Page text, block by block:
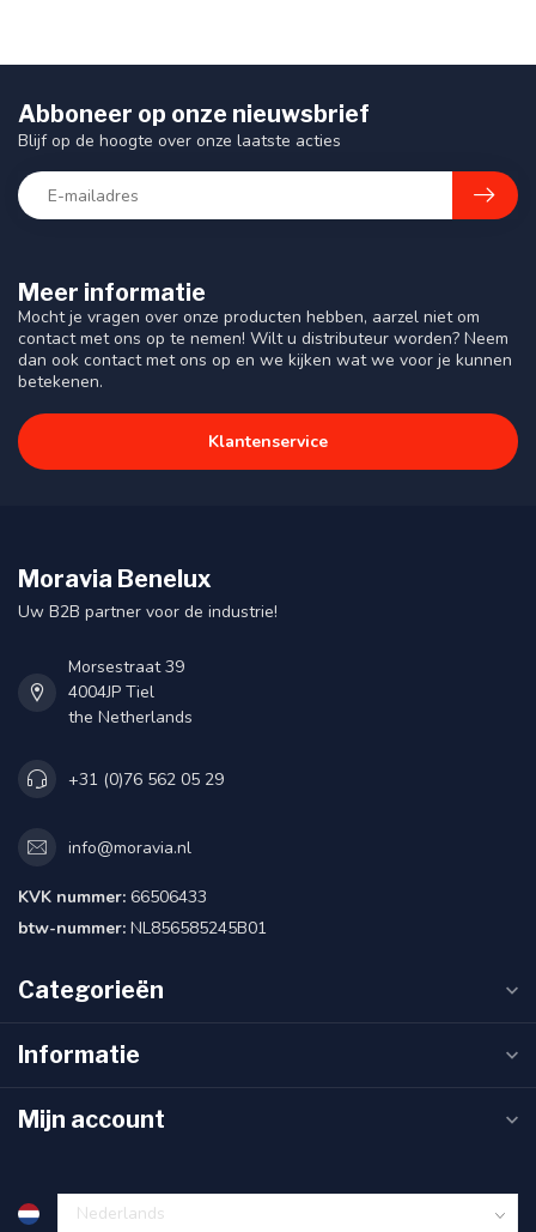
Meer informatie
Mocht je vragen over onze producten hebben, aarzel niet om
contact met ons op te nemen! Wilt u distributeur worden? Neem
dan ook contact met ons op en we kijken wat we voor je kunnen
betekenen.
Klantenservice
Abboneer op onze nieuwsbrief
Blijf op de hoogte over onze laatste acties
Moravia Benelux
Uw B2B partner voor de industrie!
Morsestraat 39
4004JP Tiel
the Netherlands
+31 (0)76 562 05 29
info@moravia.nl
KVK nummer: 66506433
btw-nummer: NL856585245B01
Categorieën
Informatie
Mijn account